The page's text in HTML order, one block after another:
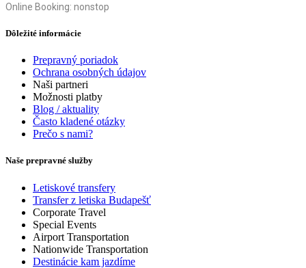
Online Booking: nonstop
Dôležité informácie
Prepravný poriadok
Ochrana osobných údajov
Naši partneri
Možnosti platby
Blog / aktuality
Často kladené otázky
Prečo s nami?
Naše prepravné služby
Letiskové transfery
Transfer z letiska Budapešť
Corporate Travel
Special Events
Airport Transportation
Nationwide Transportation
Destinácie kam jazdíme